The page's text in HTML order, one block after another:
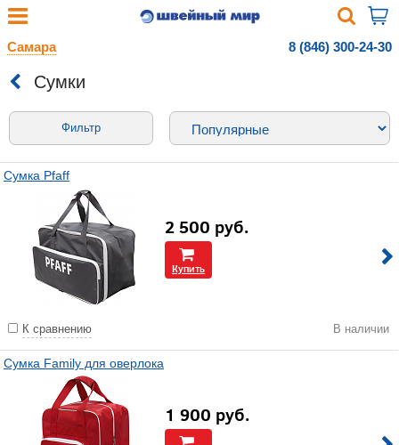
Самара 8 (846) 300-24-30
Сумки
Фильтр
Сумка Pfaff
2 500 руб.
Купить
К сравнению В наличии
Сумка Family для оверлока
1 900 руб.